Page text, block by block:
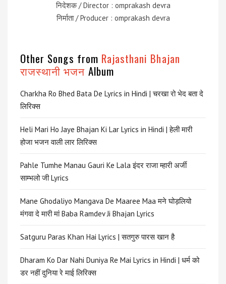
निदेशक / Director : omprakash devra
निर्माता / Producer : omprakash devra
Other Songs from Rajasthani Bhajan
राजस्थानी भजन Album
Charkha Ro Bhed Bata De Lyrics in Hindi | चरखा रो भेद बता दे
लिरिक्स
Heli Mari Ho Jaye Bhajan Ki Lar Lyrics in Hindi | हेली मारी
होजा भजन वाली लार लिरिक्स
Pahle Tumhe Manau Gauri Ke Lala इंदर राजा म्हारी अर्जी
साम्भलो जी Lyrics
Mane Ghodaliyo Mangava De Maaree Maa मने घोड़लियो
मंगवा दे मारी मां Baba Ramdev Ji Bhajan Lyrics
Satguru Paras Khan Hai Lyrics | सतगुरु पारस खान है
Dharam Ko Dar Nahi Duniya Re Mai Lyrics in Hindi | धर्म को
डर नहीं दुनिया रे माई लिरिक्स